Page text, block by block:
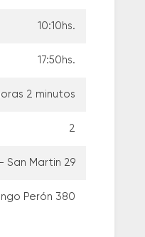
10:10hs.
17:50hs.
2 minutos
2
San Martin 29
Perón 380